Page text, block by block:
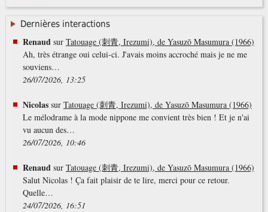
Dernières interactions
Renaudsur Tatouage (刺青, Irezumi), de Yasuzō Masumura (1966)
Ah, très étrange oui celui-ci. J'avais moins accroché mais je ne me
souviens…
26/07/2026, 13:25
Nicolassur Tatouage (刺青, Irezumi), de Yasuzō Masumura (1966)
Le mélodrame à la mode nippone me convient très bien ! Et je n'ai
vu aucun des…
26/07/2026, 10:46
Renaudsur Tatouage (刺青, Irezumi), de Yasuzō Masumura (1966)
Salut Nicolas ! Ça fait plaisir de te lire, merci pour ce retour.
Quelle…
24/07/2026, 16:51